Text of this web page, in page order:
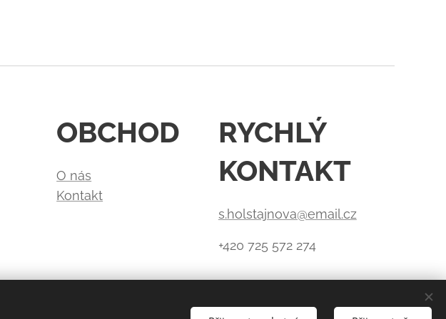
OBCHOD
O nás
Kontakt
RYCHLÝ
KONTAKT
s.holstajnova@email.cz
+420 725 572 274